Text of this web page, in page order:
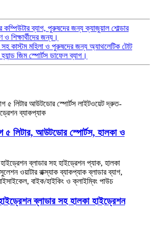
কম্পিউটার ব্যাগ, পুরুষদের জন্য ক্যাজুয়াল শোল্ডার
শিক্ষার্থীদের জন্য।
কাস্টম মহিলা ও পুরুষদের জন্য অ্যাথলেটিক টোট
জিম স্পোর্টস ডাফেল ব্যাগ।
৫ লিটার, আউটডোর স্পোর্টস, হালকা ও
ব্লাডার সহ হালকা হাইড্রেশন